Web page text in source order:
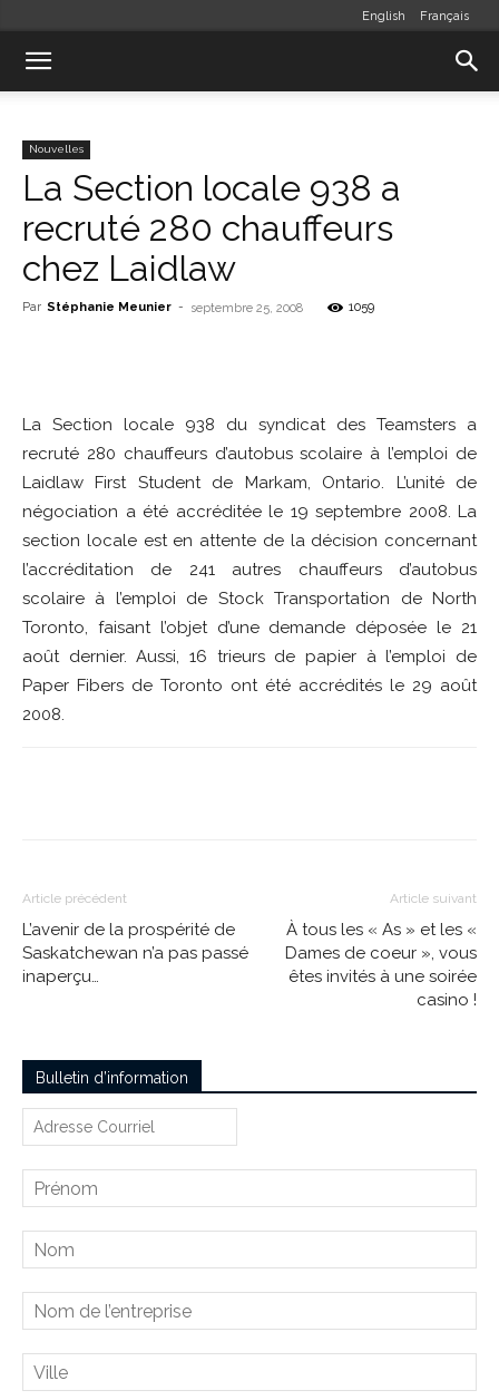
English Français
Nouvelles
La Section locale 938 a
recruté 280 chauffeurs
chez Laidlaw
Par Stéphanie Meunier - septembre 25, 2008 1059
La Section locale 938 du syndicat des Teamsters a
recruté 280 chauffeurs d’autobus scolaire à l’emploi de
Laidlaw First Student de Markam, Ontario. L’unité de
négociation a été accréditée le 19 septembre 2008. La
section locale est en attente de la décision concernant
l’accréditation de 241 autres chauffeurs d’autobus
scolaire à l’emploi de Stock Transportation de North
Toronto, faisant l’objet d’une demande déposée le 21
août dernier. Aussi, 16 trieurs de papier à l’emploi de
Paper Fibers de Toronto ont été accrédités le 29 août
2008.
Article précédent
L’avenir de la prospérité de
Saskatchewan n’a pas passé
inaperçu…
Article suivant
À tous les « As » et les «
Dames de coeur », vous
êtes invités à une soirée
casino !
Bulletin d’information